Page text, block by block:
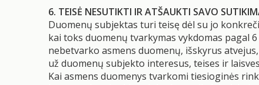
6. TEISĖ NESUTIKTI IR ATŠAUKTI SAVO
Duomenų subjektas turi teisę dėl su jo
kai toks duomenų tvarkymas vykdomas pagal
nebetvarko asmens duomenų, išskyrus
už duomenų subjekto interesus, teises ir
Kai asmens duomenys tvarkomi tiesioginės